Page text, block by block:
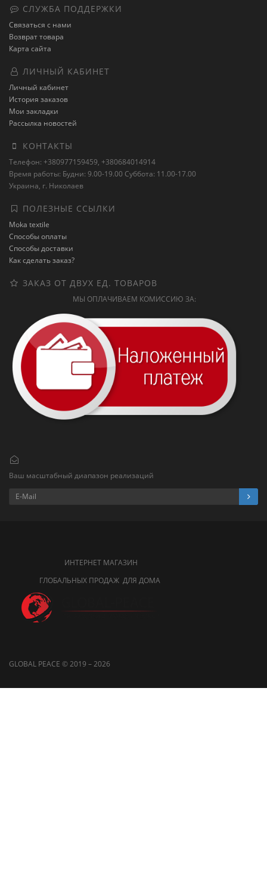
СЛУЖБА ПОДДЕРЖКИ
Связаться с нами
Возврат товара
Карта сайта
ЛИЧНЫЙ КАБИНЕТ
Личный кабинет
История заказов
Мои закладки
Рассылка новостей
КОНТАКТЫ
Телефон: +380977159459, +380684014914
Время работы: Будни: 9.00-19.00 Суббота: 11.00-17.00
Украина, г. Николаев
ПОЛЕЗНЫЕ ССЫЛКИ
Moka textile
Способы оплаты
Способы доставки
Как сделать заказ?
ЗАКАЗ ОТ ДВУХ ЕД. ТОВАРОВ
МЫ ОПЛАЧИВАЕМ КОМИССИЮ ЗА:
Ваш масштабный диапазон реализаций
ИНТЕРНЕТ МАГАЗИН
ГЛОБАЛЬНЫХ ПРОДАЖ ДЛЯ ДОМА
GLOBAL PEACE © 2019 – 2026